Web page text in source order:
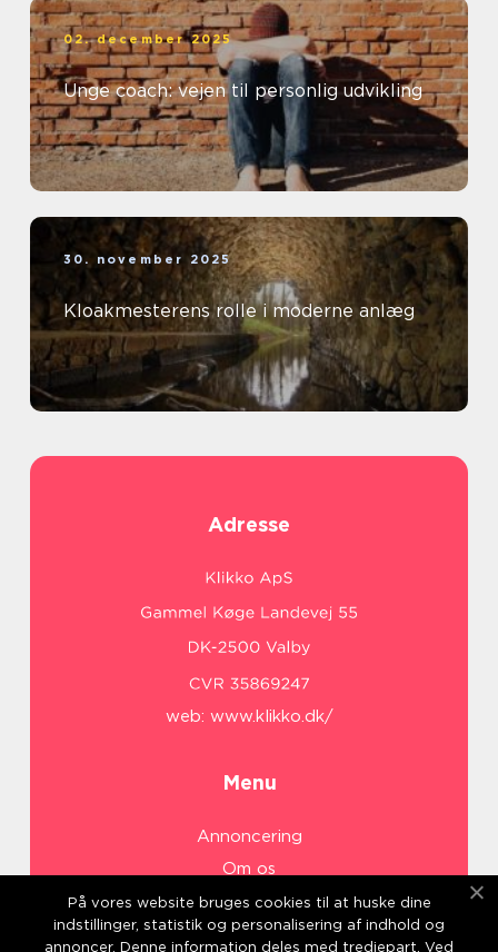
02. december 2025
Unge coach: vejen til personlig udvikling
30. november 2025
Kloakmesterens rolle i moderne anlæg
Adresse
web: www.klikko.dk/
Menu
Annoncering
Om os
Cookies
Kontakt os
På vores website bruges cookies til at huske dine
indstillinger, statistik og personalisering af indhold og
annoncer. Denne information deles med tredjepart. Ved